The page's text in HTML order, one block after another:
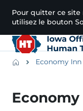
Passer au contenu
Pour quitter ce
utilisez le bouton
Breadcrumbs
Economy